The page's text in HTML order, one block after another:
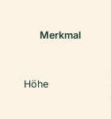
Merkmal
Höhe